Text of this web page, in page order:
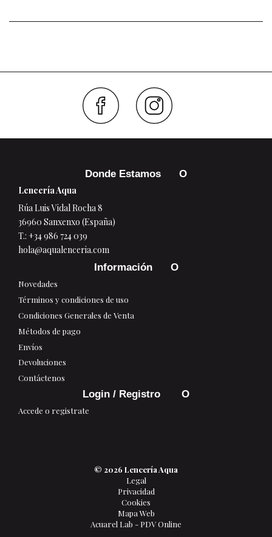
Donde Estamos
Lencería Aqua
Rúa Luis Vidal Rocha 8
36960 Sanxenxo (España)
T.: +34 986 724 039
hola@aqualenceria.com
Información
Novedades
Términos y condiciones de uso
Condiciones Generales de Venta
Métodos de pago
Envíos
Devoluciones
Contáctenos
Login / Registro
Accede o registrate
© 2026 Lencería Aqua
Legal
Privacidad
Cookies
Mapa Web
Acuarel Lab - PDV Online